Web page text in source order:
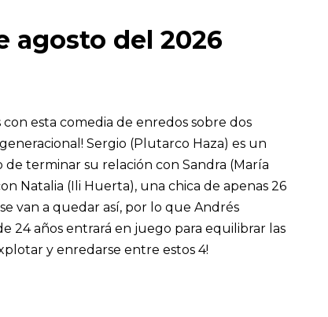
agosto del 2026
con esta comedia de enredos sobre dos
Sergio (Plutarco Haza) es un
terminar su relación con Sandra (María
Natalia (Ili Huerta), una chica de apenas 26
van a quedar así, por lo que Andrés
24 años entrará en juego para equilibrar las
y enredarse entre estos 4!